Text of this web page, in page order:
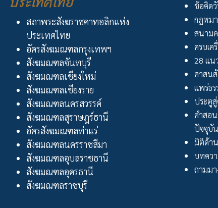
สภาพระสังฆราชคาทอลิกแห่ง
ประเทศไทย
อัครสังฆมณฑลกรุงเทพฯ
สังฆมณฑลจันทบุรี
สังฆมณฑลเชียงใหม่
สังฆมณฑลเชียงราย
สังฆมณฑลนครสวรรค์
สังฆมณฑลสุราษฎร์ธานี
อัครสังฆมณฑลท่าแร่
สังฆมณฑลนครราชสีมา
สังฆมณฑลอุบลราชธานี
สังฆมณฑลอุดรธานี
สังฆมณฑลราชบุรี
ข้อคิด
กฏหม
สนาม
ครบเค
28 แน
ศาสน
แพร่ธ
ประตู
คำสอ
ปัจจุบัน
มิติด้า
บทคว
ถามม